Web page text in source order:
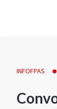
INFOFPAS